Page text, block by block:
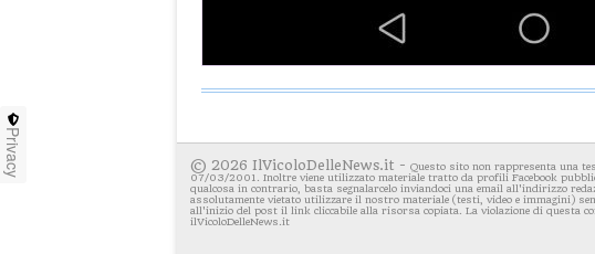
© 2026 IlVicoloDelleNews.it - Questo sito non rappresenta una
07/03/2001. Inoltre viene utilizzato materiale tratto da profili Facebook
qualcosa in contrario, basta segnalarcelo inviandoci una email all'indirizzo
assolutamente vietato utilizzare il nostro materiale (testi, video e immagini)
all'inizio del post il link cliccabile alla risorsa copiata. La violazione di questa
ilVicoloDelleNews.it
Privacy